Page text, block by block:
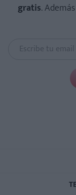
gratis.